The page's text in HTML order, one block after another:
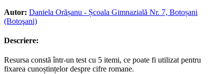
Autor: Daniela Orășanu - Școala Gimnazială Nr. 7, Botoșani
(Botoşani)
Descriere:
Resursa constă într-un test cu 5 itemi, ce poate fi utilizat pentru
fixarea cunoștințelor despre cifre romane.